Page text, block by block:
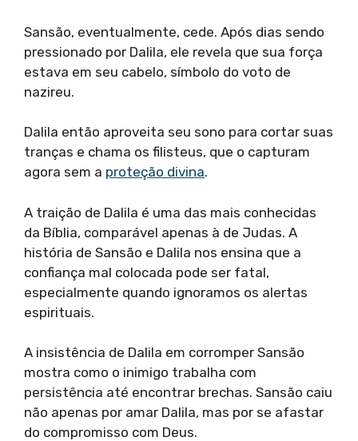
Sansão, eventualmente, cede. Após dias sendo
pressionado por Dalila, ele revela que sua força
estava em seu cabelo, símbolo do voto de
nazireu.
Dalila então aproveita seu sono para cortar suas
tranças e chama os filisteus, que o capturam
agora sem a proteção divina.
A traição de Dalila é uma das mais conhecidas
da Bíblia, comparável apenas à de Judas. A
história de Sansão e Dalila nos ensina que a
confiança mal colocada pode ser fatal,
especialmente quando ignoramos os alertas
espirituais.
A insistência de Dalila em corromper Sansão
mostra como o inimigo trabalha com
persistência até encontrar brechas. Sansão caiu
não apenas por amar Dalila, mas por se afastar
do compromisso com Deus.